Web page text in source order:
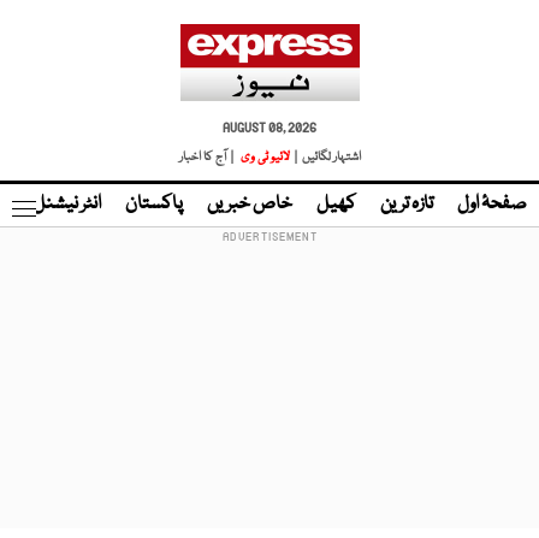
AUGUST 08, 2026
اشتہار لگائیں |
لائیو ٹی وی | آج کا اخبار
صفحۂ اول تازہ ترین کھیل خاص خبریں پاکستان انٹر نیشنل